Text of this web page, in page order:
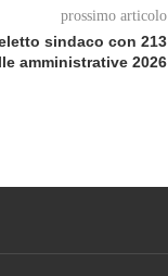
prossimo articolo
sindaco con 213
amministrative 2026